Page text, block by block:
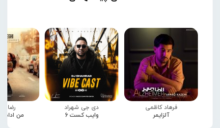
فرهاد کاظمی
آلزایمر
دی جی شهراد
وایب کست 6
رضا
من